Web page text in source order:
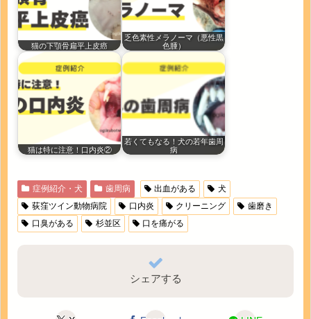
猫の下顎骨扁平上皮癌
乏色素性メラノーマ（悪性黒
色腫）
猫は特に注意！口内炎②
若くてもなる！犬の若年歯周
病
症例紹介・犬 歯周病 出血がある
犬
荻窪ツイン動物病院
口内炎 クリーニング
歯磨き
口臭がある
杉並区 口を痛がる
シェアする